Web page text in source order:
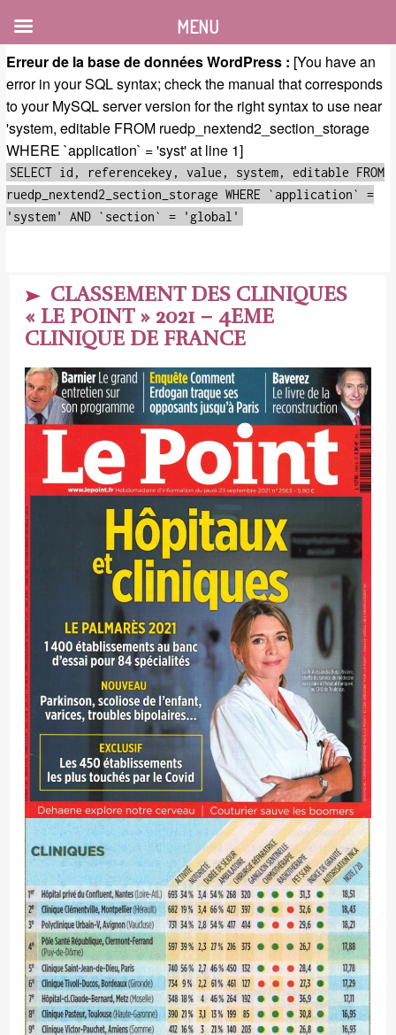
Erreur de la base de données WordPress : [You have an
error in your SQL syntax; check the manual that corresponds
to your MySQL server version for the right syntax to use near
'system, editable FROM ruedp_nextend2_section_storage
WHERE `application` = 'syst' at line 1]
SELECT id, referencekey, value, system, editable FROM
ruedp_nextend2_section_storage WHERE `application` =
'system' AND `section` = 'global'
CLASSEMENT DES CLINIQUES
« LE POINT » 2021 – 4EME
CLINIQUE DE FRANCE
MENU